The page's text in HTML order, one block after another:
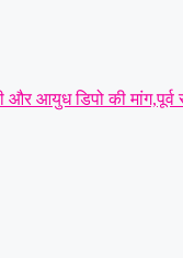
आयुध डिपो की मांग,पूर्व